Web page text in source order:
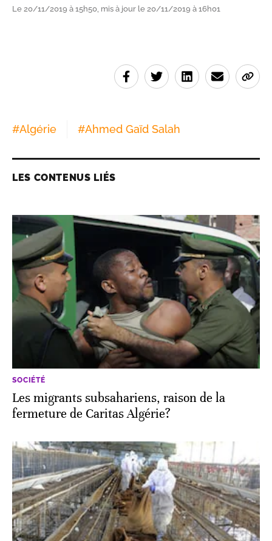
Le 20/11/2019 à 15h50, mis à jour le 20/11/2019 à 16h01
#Algérie #Ahmed Gaïd Salah
LES CONTENUS LIÉS
SOCIÉTÉ
Les migrants subsahariens, raison de la
fermeture de Caritas Algérie?